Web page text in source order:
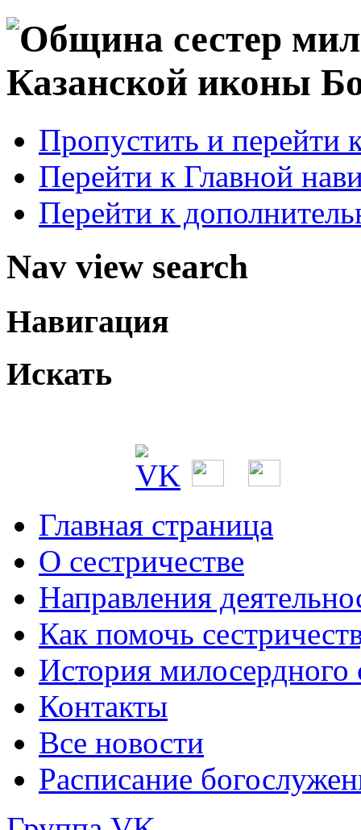
Пропустить и перейти
Перейти к Главной
Перейти к
Nav view search
Навигация
Искать
Главная страница
О сестричестве
Направления
Как помочь
История милосердного
Контакты
Все новости
Расписание